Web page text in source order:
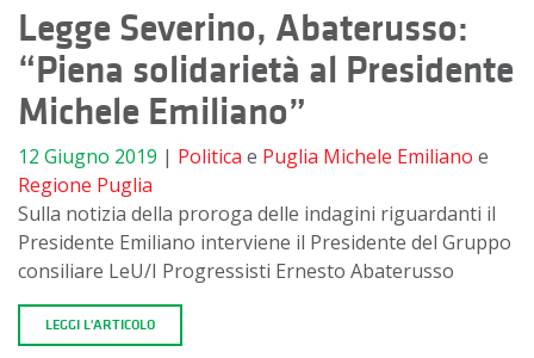
Legge Severino, Abaterusso:
“Piena solidarietà al Presidente
Michele Emiliano”
12 Giugno 2019 | Politica e Puglia Michele Emiliano e
Regione Puglia
Sulla notizia della proroga delle indagini riguardanti il
Presidente Emiliano interviene il Presidente del Gruppo
consiliare LeU/I Progressisti Ernesto Abaterusso
LEGGI L'ARTICOLO